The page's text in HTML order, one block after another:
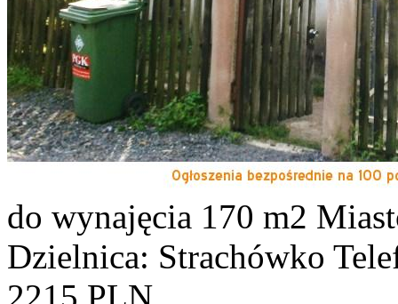
do wynajęcia 170 m2
Dzielnica: Strachówko
2215 PLN